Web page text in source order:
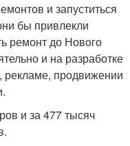
и запуститься
бы привлекли
ремонт до Нового
и на разработке
продвижении
и за 477 тысяч